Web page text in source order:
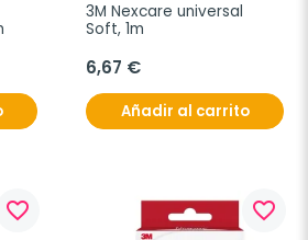
3M Nexcare universal
Soft, 1m
6,67 €
Añadir al carrito
favorite_border favorite_border